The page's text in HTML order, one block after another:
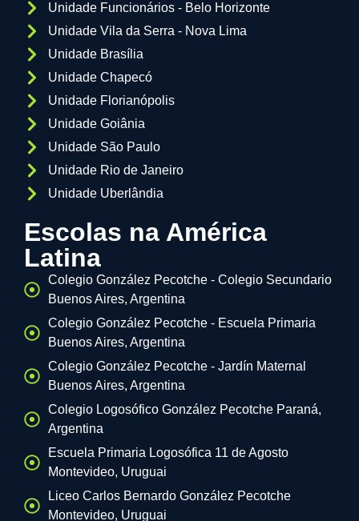
Unidade Funcionários - Belo Horizonte
Unidade Vila da Serra - Nova Lima
Unidade Brasília
Unidade Chapecó
Unidade Florianópolis
Unidade Goiânia
Unidade São Paulo
Unidade Rio de Janeiro
Unidade Uberlândia
Escolas na América
Latina
Colegio González Pecotche - Colegio Secundario
Buenos Aires, Argentina
Colegio González Pecotche - Escuela Primaria
Buenos Aires, Argentina
Colegio González Pecotche - Jardín Maternal
Buenos Aires, Argentina
Colegio Logosófico González Pecotche Paraná,
Argentina
Escuela Primaria Logosófica 11 de Agosto
Montevideo, Uruguai
Liceo Carlos Bernardo González Pecotche
Montevideo, Uruguai